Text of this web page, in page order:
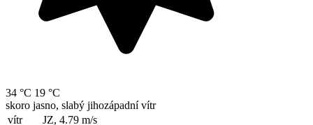
34 °C 19 °C
skoro jasno, slabý jihozápadní vítr
vítr
JZ, 4.79 m/s